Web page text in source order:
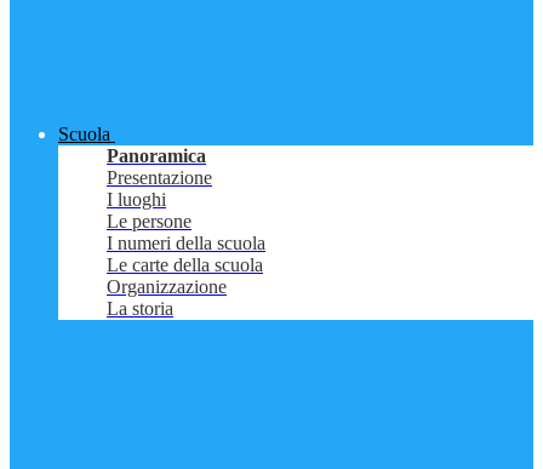
Scuola
Panoramica
Presentazione
I luoghi
Le persone
I numeri della scuola
Le carte della scuola
Organizzazione
La storia